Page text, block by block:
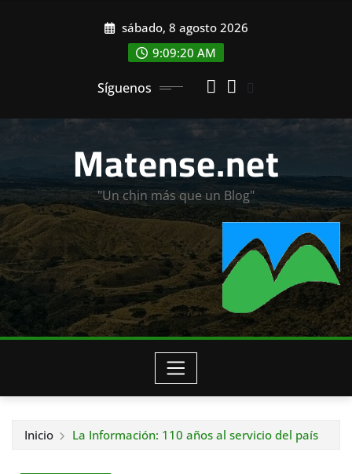
sábado, 8 agosto 2026
9:09:22 AM
Síguenos
Matense.net
"Un chin más que un Blog"
Inicio La Información: 110 años al servicio del país